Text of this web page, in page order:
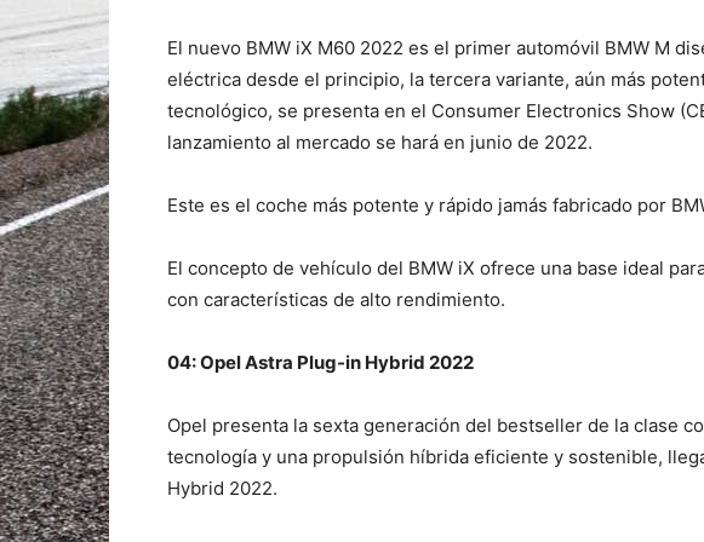
El nuevo BMW iX M60 2022 es el primer automóvil BMW M
eléctrica desde el principio, la tercera variante, aún más
tecnológico, se presenta en el Consumer Electronics Show
lanzamiento al mercado se hará en junio de 2022.
Este es el coche más potente y rápido jamás fabricado por
El concepto de vehículo del BMW iX ofrece una base ideal
con características de alto rendimiento.
04: Opel Astra Plug-in Hybrid 2022
Opel presenta la sexta generación del bestseller de la clase
tecnología y una propulsión híbrida eficiente y sostenible,
Hybrid 2022.